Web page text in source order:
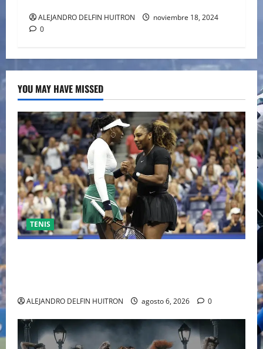
ALEJANDRO DELFIN HUITRON
noviembre 18, 2024
0
YOU MAY HAVE MISSED
TENIS
ALEJANDRO DELFIN HUITRON agosto 6, 2026 0